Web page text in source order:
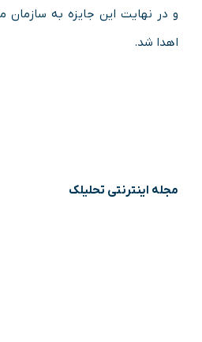
و در نهایت این جایزه به سازمان
اهدا شد.
مجله اینترنتی تحلیلک